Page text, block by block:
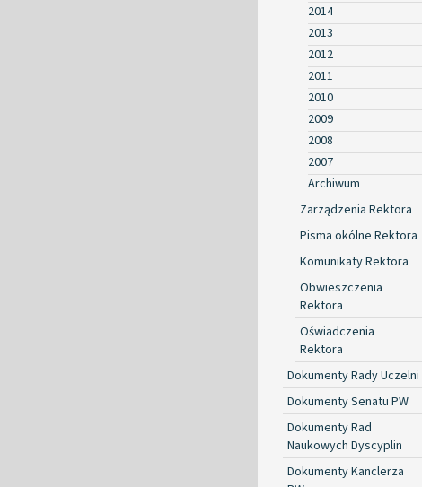
2014
2013
2012
2011
2010
2009
2008
2007
Archiwum
Zarządzenia Rektora
Pisma okólne Rektora
Komunikaty Rektora
Obwieszczenia
Rektora
Oświadczenia
Rektora
Dokumenty Rady Uczelni
Dokumenty Senatu PW
Dokumenty Rad
Naukowych Dyscyplin
Dokumenty Kanclerza